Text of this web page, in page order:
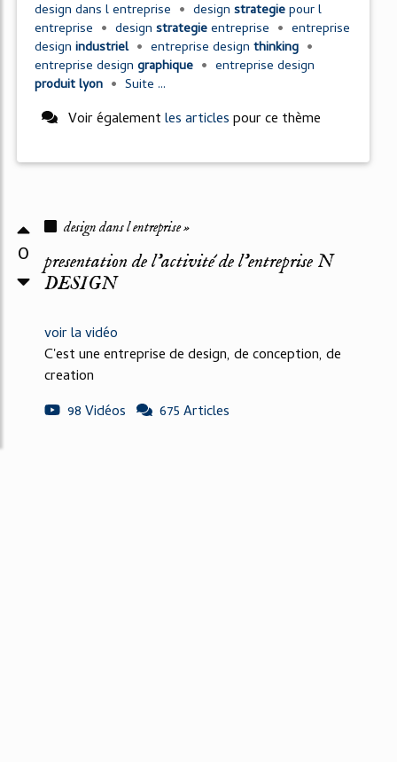
design dans lentreprise • design strategiepour l
entreprise • design strategieentreprise • entreprise
design industriel • entreprise design thinking •
entreprise design graphique • entreprise design
produit lyon • Suite ...
Voir égalementles articlespour ce thème
0
design dans l entreprise »
presentation de l'activité de l'entreprise N
DESIGN
voir la vidéo
C'est une entreprise de design, de conception, de
creation
98 Vidéos
675 Articles